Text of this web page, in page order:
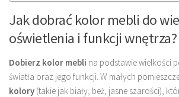
Jak dobrać kolor mebli do
oświetlenia i funkcji wnętrza?
Dobierz kolor mebli na podstawie wielkości
światła oraz jego funkcji. W małych
kolory (takie jak biały, beż, jasne szarości),